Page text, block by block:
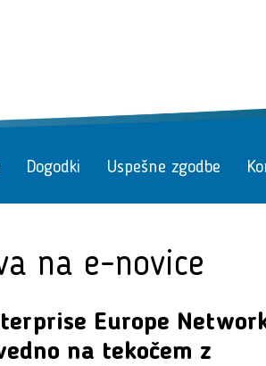
Dogodki Uspešne zgodbe
na e-novice
Europe
na tekočem z